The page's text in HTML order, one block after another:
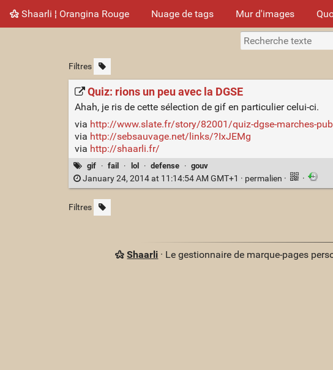
Shaarli ¦ Orangina Rouge Nuage de tags Mur d'images
Filtres
Quiz: rions un peu avec la DGSE
Ahah, je ris de cette sélection de gif en particulier celui-ci.
via http://www.slate.fr/story/82001/quiz-dgse-marches-
via http://sebsauvage.net/links/?IxJEMg
via http://shaarli.fr/
gif · fail · lol · defense · gouv
January 24, 2014 at 11:14:54 AM GMT+1 · permalien · ·
Filtres
Shaarli · Le gestionnaire de marque-pages